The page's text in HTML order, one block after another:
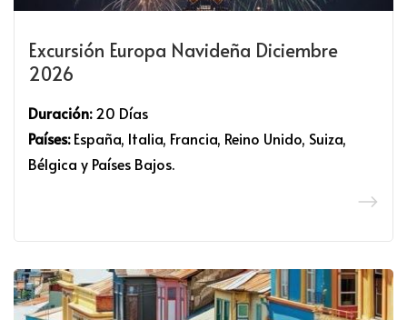
Excursión Europa Navideña Diciembre
2026
Duración:20 Días
Países:España, Italia, Francia, Reino Unido, Suiza,
Bélgica y Países Bajos.